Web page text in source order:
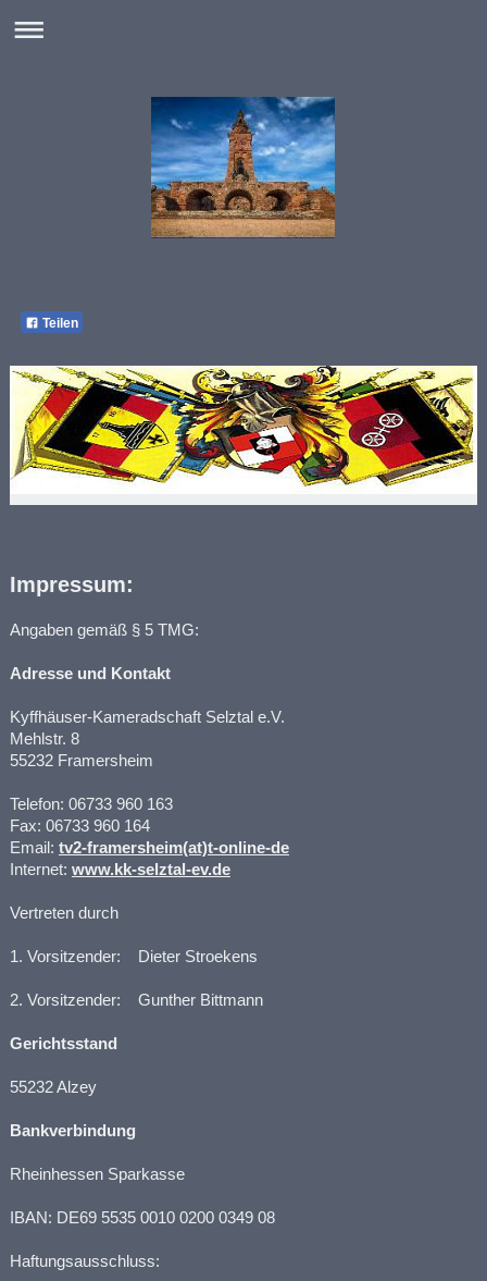
Teilen
Impressum:
Angaben gemäß § 5 TMG:
Adresse und Kontakt
Kyffhäuser-Kameradschaft Selztal e.V.
Mehlstr. 8
55232 Framersheim
Telefon: 06733 960 163
Fax: 06733 960 164
Email: tv2-framersheim(at)t-online-de
Internet: www.kk-selztal-ev.de
Vertreten durch
1. Vorsitzender: Dieter Stroekens
2. Vorsitzender: Gunther Bittmann
Gerichtsstand
55232 Alzey
Bankverbindung
Rheinhessen Sparkasse
IBAN: DE69 5535 0010 0200 0349 08
Haftungsausschluss: